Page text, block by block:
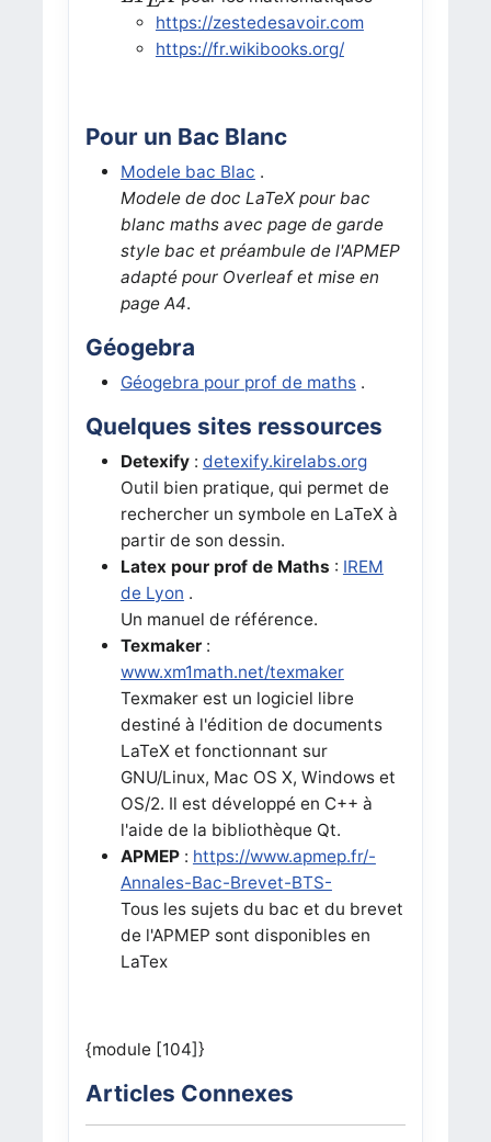
https://zestedesavoir.com
https://fr.wikibooks.org/
Pour un Bac Blanc
Modele bac Blac .
Modele de doc LaTeX pour bac
blanc maths avec page de garde
style bac et préambule de l'APMEP
adapté pour Overleaf et mise en
page A4.
Géogebra
Géogebra pour prof de maths.
Quelques sites ressources
Detexify: detexify.kirelabs.org
Outil bien pratique, qui permet de
rechercher un symbole en LaTeX à
partir de son dessin.
Latex pour prof de Maths : IREM
de Lyon .
Un manuel de référence.
Texmaker:
www.xm1math.net/texmaker
Texmaker est un logiciel libre
destiné à l'édition de documents
LaTeX et fonctionnant sur
GNU/Linux, Mac OS X, Windows et
OS/2. Il est développé en C++ à
l'aide de la bibliothèque Qt.
APMEP: https://www.apmep.fr/-
Annales-Bac-Brevet-BTS-
Tous les sujets du bac et du brevet
de l'APMEP sont disponibles en
LaTex
{module [104]}
Articles Connexes